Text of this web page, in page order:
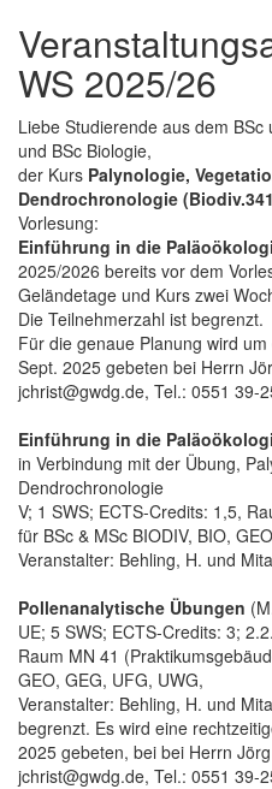
WS 2025/26
Liebe Studierende aus dem BSc
und BSc Biologie,
der Kurs Palynologie,
Dendrochronologie
Vorlesung:
Einführung in die
2025/2026 bereits vor dem
Geländetage und Kurs zwei
Die Teilnehmerzahl ist begrenzt.
Für die genaue Planung wird
Sept. 2025 gebeten bei Herrn
jchrist@gwdg.de, Tel.: 0551 39-
Einführung in die
in Verbindung mit der Übung,
Dendrochronologie
V; 1 SWS; ECTS-Credits: 1,5,
für BSc & MSc BIODIV, BIO,
Veranstalter: Behling, H. und
Pollenanalytische Übungen
UE; 5 SWS; ECTS-Credits: 3;
Raum MN 41
GEO, GEG, UFG, UWG,
Veranstalter: Behling, H. und
begrenzt. Es wird eine
2025 gebeten, bei bei Herrn
jchrist@gwdg.de, Tel.: 0551 39-